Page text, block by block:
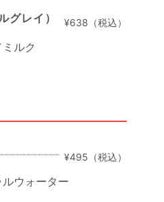
グレイ）
¥638（税込）
ルク
¥495（税込）
ウォーター